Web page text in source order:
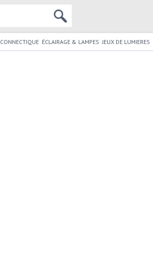
CONNECTIQUE ÉCLAIRAGE & LAMPES JEUX DE LUMIERES